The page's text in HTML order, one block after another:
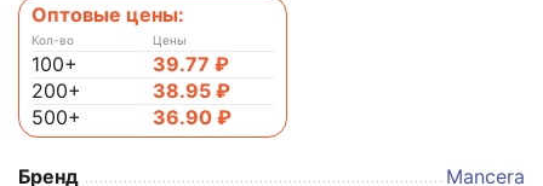
Оптовые цены:
Кол-во
100+
200+
500+
Цены
39.77 ₽
38.95 ₽
36.90 ₽
Бренд
Mancera